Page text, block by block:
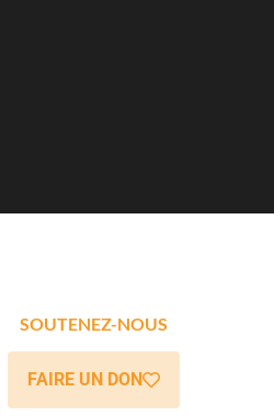
SOUTENEZ-NOUS
FAIRE UN DON